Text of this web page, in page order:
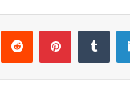
لينكدإن بينتيريست